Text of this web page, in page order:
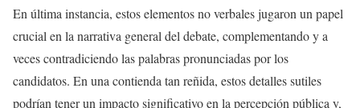
En última instancia, estos elementos no verbales jugaron un papel
crucial en la narrativa general del debate, complementando y a
veces contradiciendo las palabras pronunciadas por los
candidatos. En una contienda tan reñida, estos detalles sutiles
podrían tener un impacto significativo en la percepción pública y,